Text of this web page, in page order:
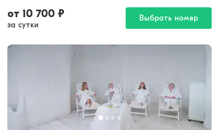
от 10 700 ₽
за сутки
Выбрать номер